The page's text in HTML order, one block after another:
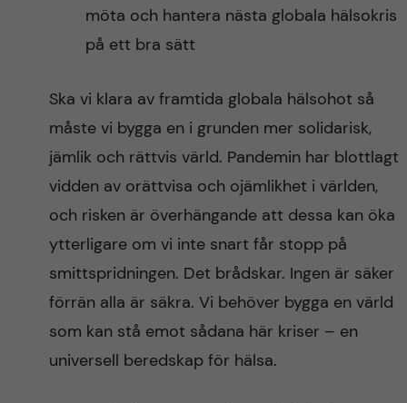
möta och hantera nästa globala hälsokris
på ett bra sätt
Ska vi klara av framtida globala hälsohot så
måste vi bygga en i grunden mer solidarisk,
jämlik och rättvis värld. Pandemin har blottlagt
vidden av orättvisa och ojämlikhet i världen,
och risken är överhängande att dessa kan öka
ytterligare om vi inte snart får stopp på
smittspridningen. Det brådskar. Ingen är säker
förrän alla är säkra. Vi behöver bygga en värld
som kan stå emot sådana här kriser – en
universell beredskap för hälsa.